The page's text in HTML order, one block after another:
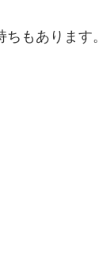
もあります。